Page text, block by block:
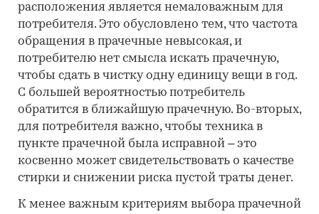
расположения является немаловажным для
потребителя. Это обусловлено тем, что частота
обращения в прачечные невысокая, и
потребителю нет смысла искать прачечную,
чтобы сдать в чистку одну единицу вещи в год.
С большей вероятностью потребитель
обратится в ближайшую прачечную. Во-вторых,
для потребителя важно, чтобы техника в
пункте прачечной была исправной – это
косвенно может свидетельствовать о качестве
стирки и снижении риска пустой траты денег.
К менее важным критериям выбора прачечной